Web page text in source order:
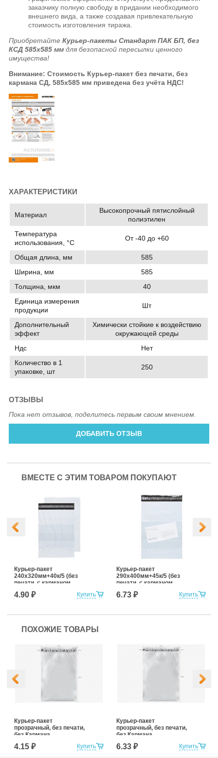
заказчику полную свободу в придании необходимого
внешнего вида, а также создавая привлекательную
стоимость изготовления тиража.
ПриобретайтеКурьер-пакеты Стандарт ПАК БП, без
КСД 585x585 мм для безопасной пересылки ценного
имущества!
Внимание: Стоимость Курьер-пакет без печати, без
кармана СД, 585x585 мм приведена без учёта НДС!
ХАРАКТЕРИСТИКИ
Материал
Высокопрочный пятислойный
полиэтилен
Температура
использования, °C
От -40 до +60
Общая длина, мм
585
Ширина, мм
585
Толщина, мкм
40
Единица измерения
продукции
Шт
Дополнительный
эффект
Химически стойкие к воздействию
окружающей среды
Ндс
Нет
Количество в 1
упаковке, шт
250
ОТЗЫВЫ
Пока нет отзывов, поделитесь первым своим мнением.
ДОБАВИТЬ ОТЗЫВ
ВМЕСТЕ С ЭТИМ ТОВАРОМ ПОКУПАЮТ
Купить
Курьер-пакет
240х320мм+40к/5 (без
печати, с карманом
сопроводительной
документации)
4.90 ₽ Купить
Курьер-пакет
290х400мм+45к/5 (без
печати, с карманом
сопроводительной
документации)
6.73 ₽
ПОХОЖИЕ ТОВАРЫ
Купить
Курьер-пакет
прозрачный, без печати,
без Кармана
Сопроводительной
Документации
4.15 ₽ Купить
Курьер-пакет
прозрачный, без печати,
без Кармана
Сопроводительной
Документации
6.33 ₽